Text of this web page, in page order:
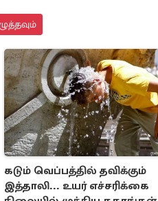
கடும் வெப்பத்தில் தவிக்கும்
இத்தாலி... உயர் எச்சரிக்கை